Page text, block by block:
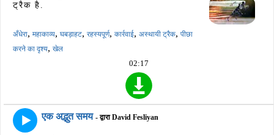
ट्रैक है.
अँधेरा, महाकाव्य, घबड़ाहट, रहस्यपूर्ण, कार्रवाई, अस्थायी ट्रैक, पीछा
करने का दृश्य, खेल
02:17
एक अद्भुत समय - द्वारा David Fesliyan